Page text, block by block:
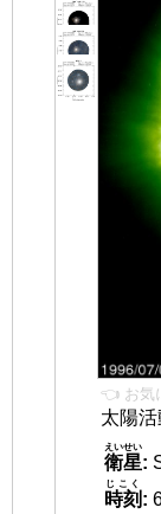
👈 お気
太陽活
衛星
えいせい
:
時刻
じこく
: